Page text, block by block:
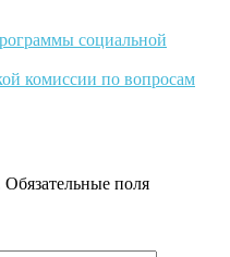
социальной
комиссии по вопросам
Обязательные поля